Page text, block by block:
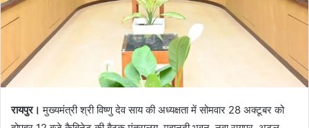
रायपुर। मुख्यमंत्री श्री विष्णु देव साय की अध्यक्षता में सोमवार 28 अक्टूबर को